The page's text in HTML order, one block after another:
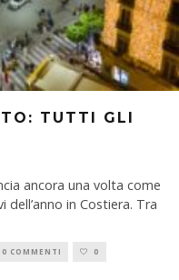
TUTTI GLI
ancora una volta come
in Costiera. Tra
0 COMMENTI 0